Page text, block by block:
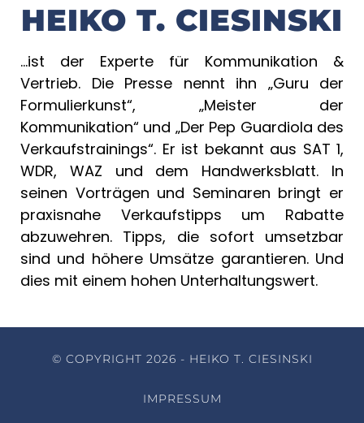
HEIKO T. CIESINSKI
…ist der Experte für Kommunikation &
Vertrieb. Die Presse nennt ihn „Guru der
Formulierkunst“, „Meister der
Kommunikation“ und „Der Pep Guardiola des
Verkaufstrainings“. Er ist bekannt aus SAT 1,
WDR, WAZ und dem Handwerksblatt. In
seinen Vorträgen und Seminaren bringt er
praxisnahe Verkaufstipps um Rabatte
abzuwehren. Tipps, die sofort umsetzbar
sind und höhere Umsätze garantieren. Und
dies mit einem hohen Unterhaltungswert.
© COPYRIGHT 2026 - HEIKO T. CIESINSKI
IMPRESSUM